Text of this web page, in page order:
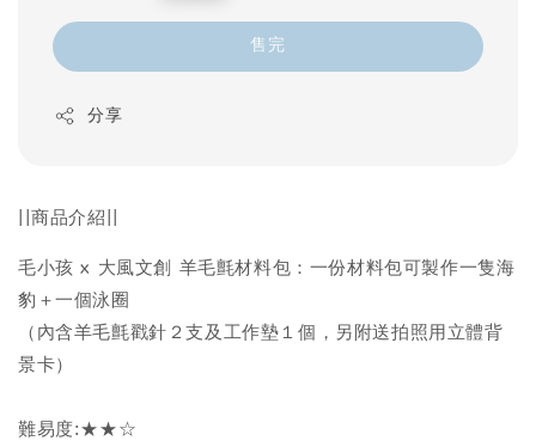
售完
分享
||商品介紹||
毛小孩 x 大風文創 羊毛氈材料包：一份材料包可製作一隻海
豹＋一個泳圈
（內含羊毛氈戳針２支及工作墊１個，另附送拍照用立體背
景卡）
難易度:★★☆